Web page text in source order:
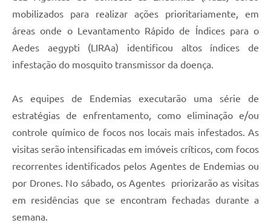
mobilizados para realizar ações prioritariamente, em
áreas onde o Levantamento Rápido de Índices para o
Aedes aegypti (LIRAa) identificou altos índices de
infestação do mosquito transmissor da doença.
As equipes de Endemias executarão uma série de
estratégias de enfrentamento, como eliminação e/ou
controle químico de focos nos locais mais infestados. As
visitas serão intensificadas em imóveis críticos, com focos
recorrentes identificados pelos Agentes de Endemias ou
por Drones. No sábado, os Agentes priorizarão as visitas
em residências que se encontram fechadas durante a
semana.